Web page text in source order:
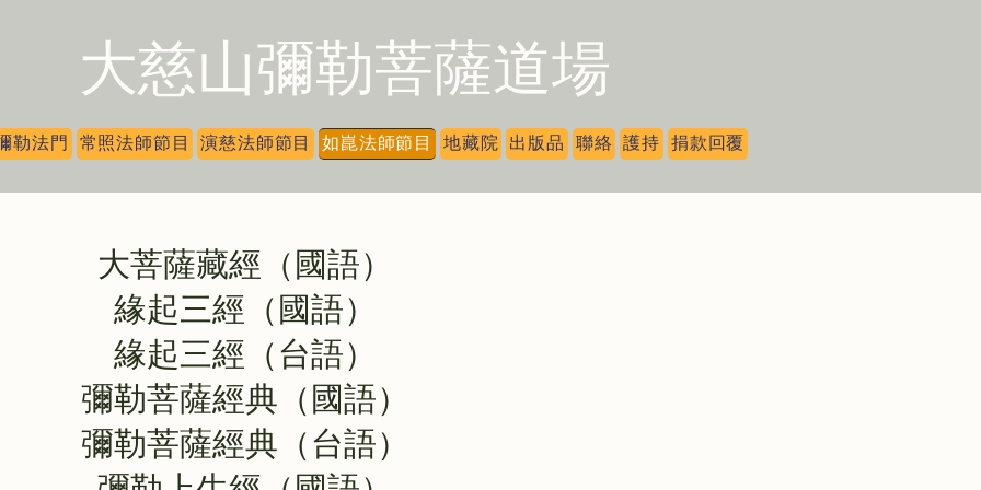
大慈山彌勒菩薩道場
勒法門 常照法師節目 演慈法師節目 如崑法師節目 地藏院 出版品 聯絡 護持 捐款回覆
大菩薩藏經（國語）
緣起三經（國語）
緣起三經（台語）
彌勒菩薩經典（國語）
彌勒菩薩經典（台語）